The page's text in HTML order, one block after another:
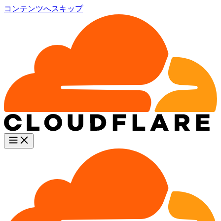
コンテンツへスキップ